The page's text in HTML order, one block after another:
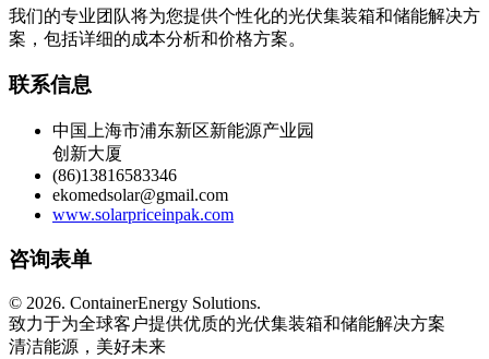
我们的专业团队将为您提供个性化的光伏集装箱和储能解决方
案，包括详细的成本分析和价格方案。
联系信息
中国上海市浦东新区新能源产业园
创新大厦
(86)13816583346
ekomedsolar@gmail.com
www.solarpriceinpak.com
咨询表单
© 2026. ContainerEnergy Solutions.
致力于为全球客户提供优质的光伏集装箱和储能解决方案
清洁能源，美好未来